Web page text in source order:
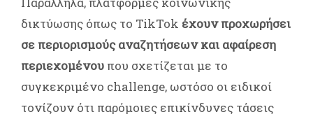
δικτύωσης όπως το TikTok έχουν προχωρήσει
σε περιορισμούς αναζητήσεων και αφαίρεση
περιεχομένου που σχετίζεται με το
συγκεκριμένο challenge, ωστόσο οι ειδικοί
τονίζουν ότι παρόμοιες επικίνδυνες τάσεις